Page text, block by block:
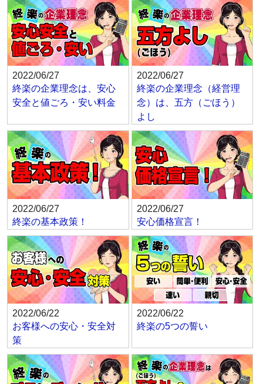
2022/06/27
終楽の企業理念は、安心
安全と値ごろ・安い料金
2022/06/27
終楽の企業理念（経営理
念）は、五方（ごほう）
よし
2022/06/27
終楽の基本政策！
2022/06/27
安心価格宣言！
2022/06/22
お客様への安心・安全対
策
2022/06/22
終楽の5つの誓い